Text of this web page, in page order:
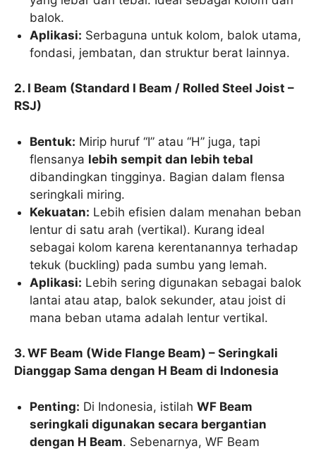
balok.
Aplikasi: Serbaguna untuk kolom, balok utama,
fondasi, jembatan, dan struktur berat lainnya.
2. I Beam (Standard I Beam / Rolled Steel Joist –
RSJ)
Bentuk: Mirip huruf “I” atau “H” juga, tapi
flensanya lebih sempit dan lebih tebal
dibandingkan tingginya. Bagian dalam flensa
seringkali miring.
Kekuatan: Lebih efisien dalam menahan beban
lentur di satu arah (vertikal). Kurang ideal
sebagai kolom karena kerentanannya terhadap
tekuk (buckling) pada sumbu yang lemah.
Aplikasi: Lebih sering digunakan sebagai balok
lantai atau atap, balok sekunder, atau joist di
mana beban utama adalah lentur vertikal.
3. WF Beam (Wide Flange Beam) – Seringkali
Dianggap Sama dengan H Beam di Indonesia
Penting: Di Indonesia, istilahWF Beam
seringkali digunakan secara bergantian
dengan H Beam. Sebenarnya, WF Beam